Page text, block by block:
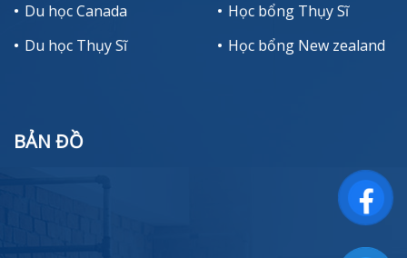
Du học Canada
Du học Thụy Sĩ
Học bổng Thụy Sĩ
Học bổng New zealand
BẢN ĐỒ